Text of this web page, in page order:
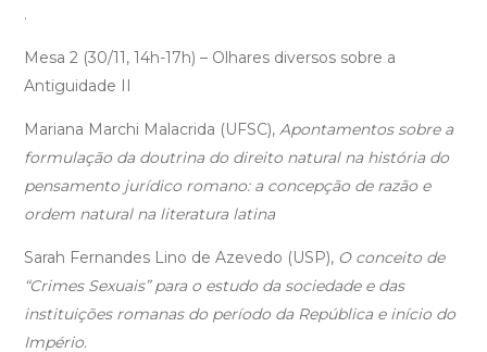
.
Mesa 2 (30/11, 14h-17h) – Olhares diversos sobre a
Antiguidade II
Mariana Marchi Malacrida (UFSC),Apontamentos sobre a
formulação da doutrina do direito natural na história do
pensamento jurídico romano: a concepção de razão e
ordem natural na literatura latina
Sarah Fernandes Lino de Azevedo (USP), O conceito de
“Crimes Sexuais” para o estudo da sociedade e das
instituições romanas do período da República e início do
Império.